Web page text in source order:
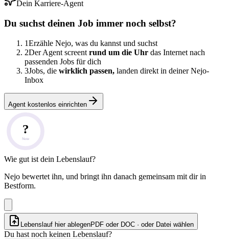
Dein Karriere-Agent
Du suchst deinen Job immer noch selbst?
1Erzähle Nejo, was du kannst und suchst
2Der Agent screent rund um die Uhr das Internet nach
passenden Jobs für dich
3Jobs, die wirklich passen, landen direkt in deiner Nejo-
Inbox
Agent kostenlos einrichten
?
Note
Wie gut ist dein Lebenslauf?
Nejo bewertet ihn, und bringt ihn danach gemeinsam mit dir in
Bestform.
Lebenslauf hier ablegenPDF oder DOC · oder Datei wählen
Du hast noch keinen Lebenslauf?